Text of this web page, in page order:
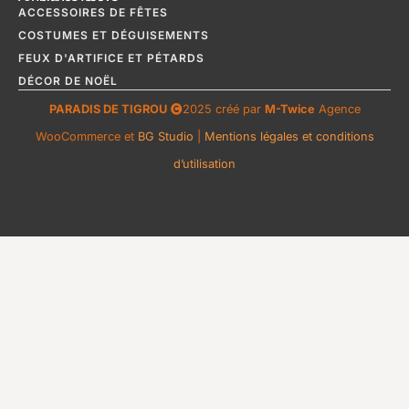
ACCESSOIRES DE FÊTES
COSTUMES ET DÉGUISEMENTS
FEUX D'ARTIFICE ET PÉTARDS
DÉCOR DE NOËL
PARADIS DE TIGROU 2025 créé par M-Twice Agence
WooCommerce et BG Studio
Mentions légales et conditions
d’utilisation